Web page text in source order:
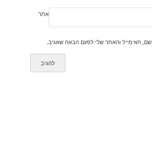
אתר
האימייל והאתר שלי לפעם הבאה שאגיב.